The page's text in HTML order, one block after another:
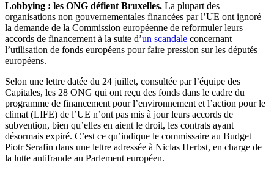
Lobbying : les ONG défient Bruxelles. La plupart des
organisations non gouvernementales financées par l’UE ont ignoré
la demande de la Commission européenne de reformuler leurs
accords de financement à la suite d’un scandale concernant
l’utilisation de fonds européens pour faire pression sur les députés
européens.
Selon une lettre datée du 24 juillet, consultée par l’équipe des
Capitales, les 28 ONG qui ont reçu des fonds dans le cadre du
programme de financement pour l’environnement et l’action pour le
climat (LIFE) de l’UE n’ont pas mis à jour leurs accords de
subvention, bien qu’elles en aient le droit, les contrats ayant
désormais expiré. C’est ce qu’indique le commissaire au Budget
Piotr Serafin dans une lettre adressée à Niclas Herbst, en charge de
la lutte antifraude au Parlement européen.